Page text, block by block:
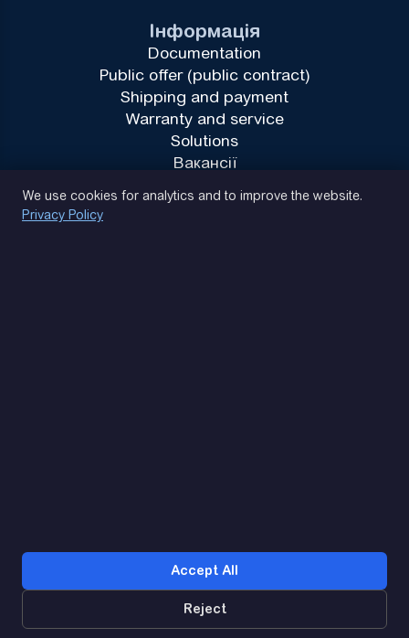
Інформація
Documentation
Public offer (public contract)
Shipping and payment
Warranty and service
Solutions
Вакансії
We use cookies for analytics and to improve the website.
Privacy Policy
Accept All
Reject